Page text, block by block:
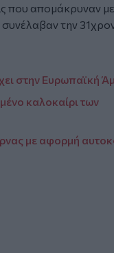
που απομάκρυναν με
την
στην Ευρωπαϊκή
καλοκαίρι των
με αφορμή